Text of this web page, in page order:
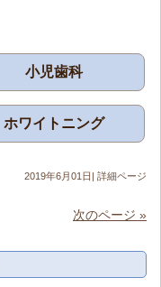
小児歯科
ホワイトニング
2019年6月01日| 詳細ページ
次のページ »